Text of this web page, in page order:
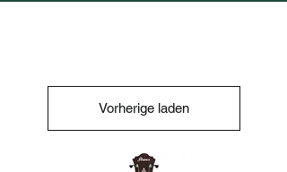
Vorherige laden